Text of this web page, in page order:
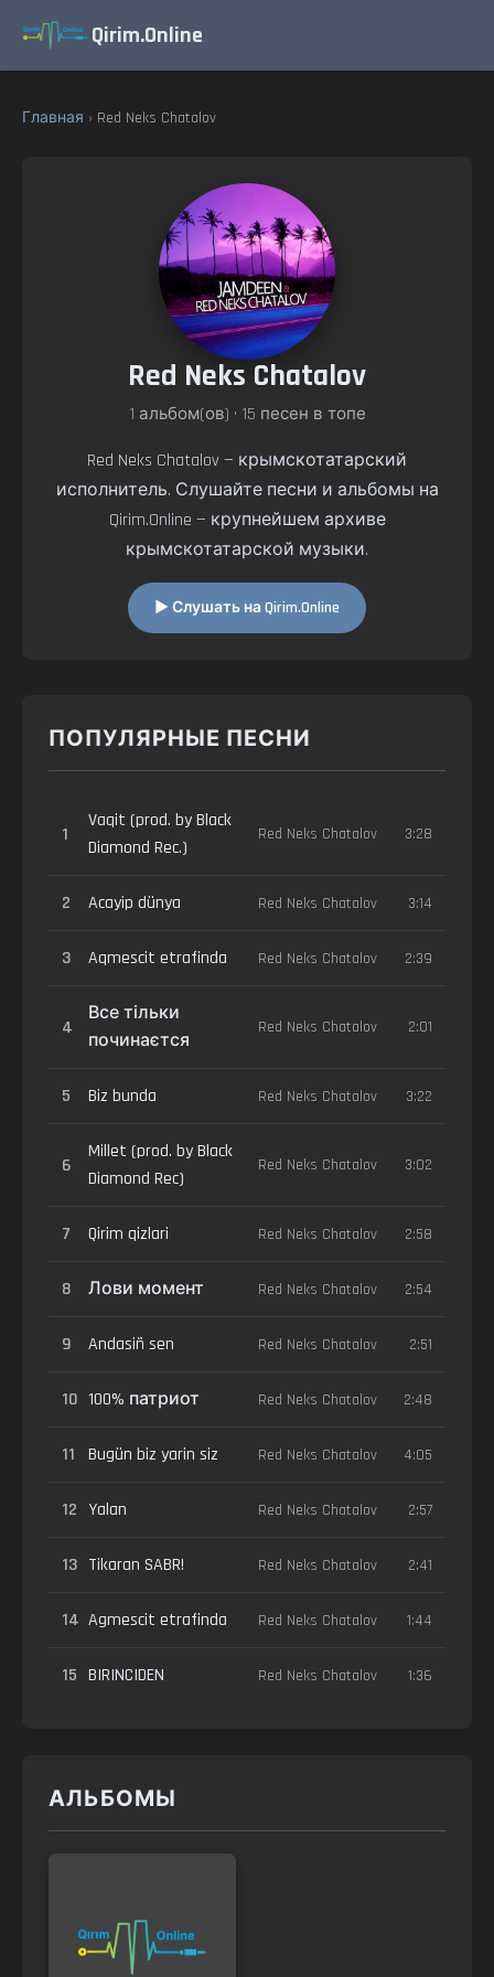
Qirim.Online
Главная › Red Neks Chatalov
Red Neks Chatalov
1 альбом(ов) • 15 песен в топе
Red Neks Chatalov — крымскотатарский
исполнитель. Слушайте песни и альбомы на
Qirim.Online — крупнейшем архиве
крымскотатарской музыки.
▶ Слушать на Qirim.Online
ПОПУЛЯРНЫЕ ПЕСНИ
1
Vaqit (prod. by Black
Diamond Rec.)
Red Neks Chatalov 3:28
2 Acayip dünya Red Neks Chatalov 3:14
3 Aqmescit etrafinda Red Neks Chatalov 2:39
4
Все тільки
починаєтся
Red Neks Chatalov 2:01
5 Biz bunda Red Neks Chatalov 3:22
6
Millet (prod. by Black
Diamond Rec)
Red Neks Chatalov 3:02
7 Qirim qizlari Red Neks Chatalov 2:58
8 Лови момент Red Neks Chatalov 2:54
9 Andasiñ sen Red Neks Chatalov 2:51
10 100% патриот Red Neks Chatalov 2:48
11 Bugün biz yarin siz Red Neks Chatalov 4:05
12 Yalan Red Neks Chatalov 2:57
13 Tikaran SABR! Red Neks Chatalov 2:41
14 Agmescit etrafinda Red Neks Chatalov 1:44
15 BIRINCIDEN Red Neks Chatalov 1:36
АЛЬБОМЫ